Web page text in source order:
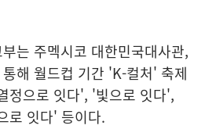
는 주멕시코 대한민국대사관,
해 월드컵 기간 'K-컬처' 축제
정으로 잇다', '빛으로 잇다',
로 잇다' 등이다.